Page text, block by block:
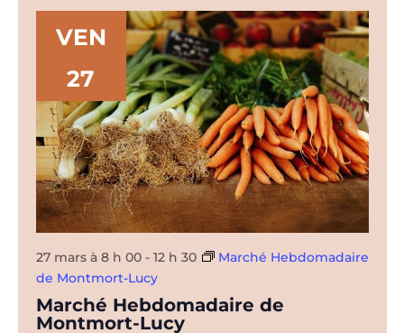
VEN
27
Marché Hebdomadaire de
Montmort-Lucy
27 mars à 8 h 00- 12 h 30
Marché Hebdomadaire
de Montmort-Lucy